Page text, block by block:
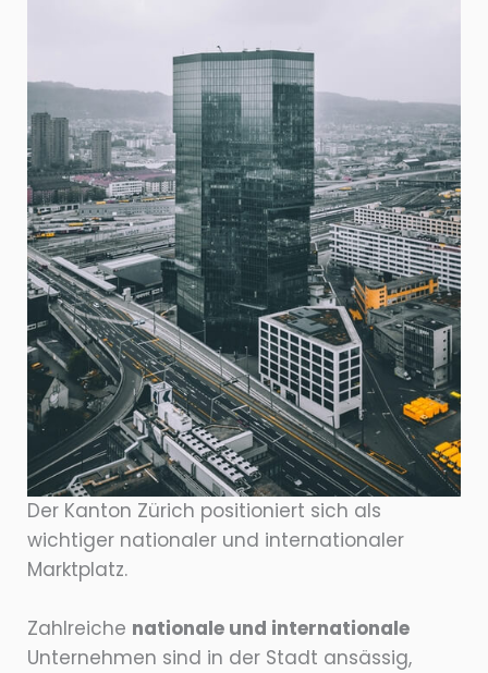
Der Kanton Zürich positioniert sich als
wichtiger nationaler und internationaler
Marktplatz.
Zahlreiche nationale und internationale
Unternehmen sind in der Stadt ansässig,